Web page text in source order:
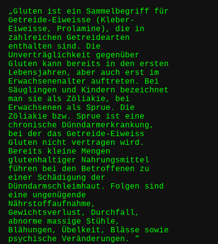
„Gluten ist ein Sammelbegriff für
Getreide-Eiweisse (Kleber-
Eiweisse, Prolamine), die in
zahlreichen Getreidearten
enthalten sind. Die
Unverträglichkeit gegenüber
Gluten kann bereits in den ersten
Lebensjahren, aber auch erst im
Erwachsenenalter auftreten. Bei
Säuglingen und Kindern bezeichnet
man sie als Zöliakie, bei
Erwachsenen als Sprue. Die
Zöliakie bzw. Sprue ist eine
chronische Dünndarmerkrankung,
bei der das Getreide-Eiweiss
Gluten nicht vertragen wird.
Bereits kleine Mengen
glutenhaltiger Nahrungsmittel
führen bei den Betroffenen zu
einer Schädigung der
Dünndarmschleimhaut. Folgen sind
eine ungenügende
Nährstoffaufnahme,
Gewichtsverlust, Durchfall,
abnorme massige Stühle,
Blähungen, Übelkeit, Blässe sowie
psychische Veränderungen. “